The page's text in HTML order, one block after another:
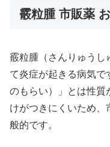
霰粒腫 市販薬
霰粒腫（さんりゅうし
て炎症が起きる病気で
のもらい）」とは性質
けがつきにくいため、
般的です。